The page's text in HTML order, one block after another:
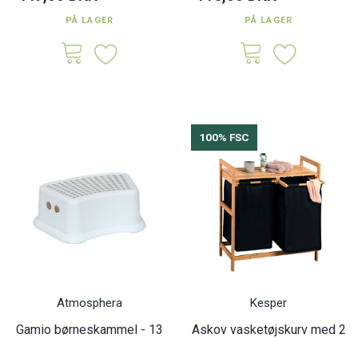
PÅ LAGER PÅ LAGER
Atmosphera
Gamio børneskammel - 13
100% FSC
Kesper
Askov vasketøjskurv med 2